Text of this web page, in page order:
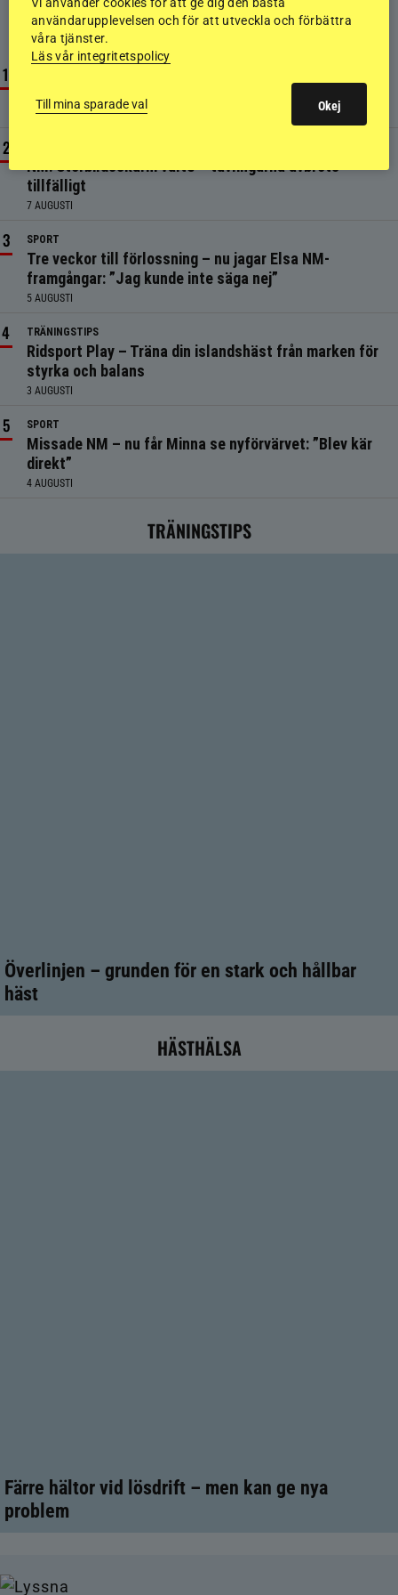
MEST LÄST JUST NU
3 AUGUSTI
NM: Storbildsskärm välte – tävlingarna avbröts
tillfälligt
7 AUGUSTI
SPORT
Tre veckor till förlossning – nu jagar Elsa NM-
framgångar: ”Jag kunde inte säga nej”
5 AUGUSTI
TRÄNINGSTIPS
Ridsport Play – Träna din islandshäst från marken för
styrka och balans
3 AUGUSTI
SPORT
Missade NM – nu får Minna se nyförvärvet: ”Blev kär
direkt”
4 AUGUSTI
TRÄNINGSTIPS
Överlinjen – grunden för en stark och hållbar
häst
HÄSTHÄLSA
Färre hältor vid lösdrift – men kan ge nya
problem
användarupplevelsen och för att utveckla och förbättra
våra tjänster.
Läs vår integritetspolicy
Till mina sparade val Okej